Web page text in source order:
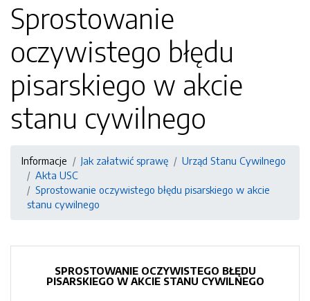
Sprostowanie
oczywistego błędu
pisarskiego w akcie
stanu cywilnego
Informacje Jak załatwić sprawę
Urząd Stanu Cywilnego
Akta USC
Sprostowanie oczywistego błędu pisarskiego w akcie
stanu cywilnego
SPROSTOWANIE OCZYWISTEGO BŁĘDU
PISARSKIEGO W AKCIE STANU CYWILNEGO